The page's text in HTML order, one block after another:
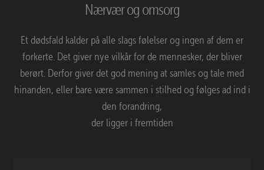
Nærvær og omsorg
Et dødsfald kalder på alle slags følelser og ingen af dem er
forkerte. Det giver nye vilkår for de mennesker, der bliver
berørt. Derfor giver det god mening at samles og tale med
hinanden, eller bare være sammen i stilhed og følges ad ind i
den forandring,
der ligger i fremtiden